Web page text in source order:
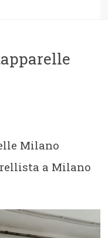
Milano
a Milano